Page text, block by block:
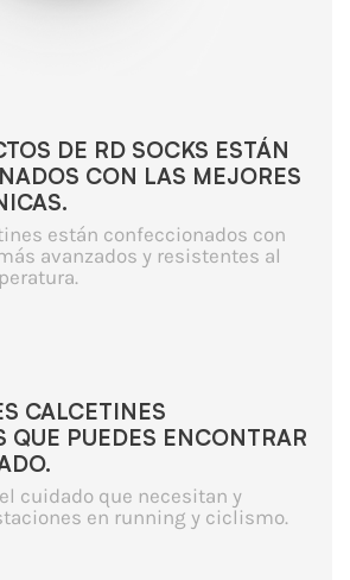
DE RD SOCKS ESTÁN
CON LAS MEJORES
están confeccionados con
avanzados y resistentes al
CALCETINES
QUE PUEDES ENCONTRAR
cuidado que necesitan y
en running y ciclismo.